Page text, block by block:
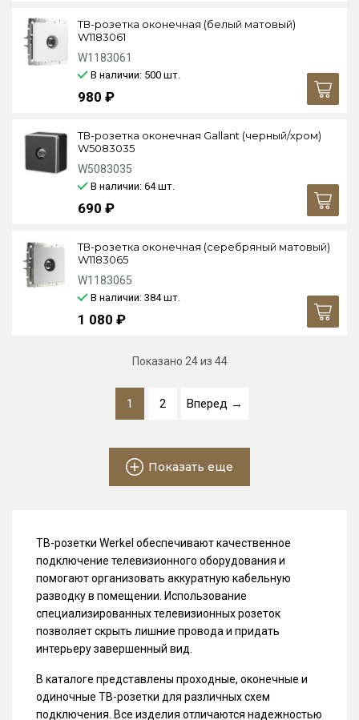
ТВ-розетка оконечная (белый матовый)
W1183061
W1183061
В наличии: 500 шт.
980 ₽
ТВ-розетка оконечная Gallant (черный/хром)
W5083035
W5083035
В наличии: 64шт.
690 ₽
ТВ-розетка оконечная (серебряный матовый)
W1183065
W1183065
В наличии: 384шт.
1 080 ₽
Показано 24из 44
1 2 Вперед →
Показать еще
ТВ-розетки Werkel обеспечивают качественное
подключение телевизионного оборудования и
помогают организовать аккуратную кабельную
разводку в помещении. Использование
специализированных телевизионных розеток
позволяет скрыть лишние провода и придать
интерьеру завершенный вид.
В каталоге представлены проходные, оконечные и
одиночные ТВ-розетки для различных схем
подключения. Все изделия отличаются надежностью